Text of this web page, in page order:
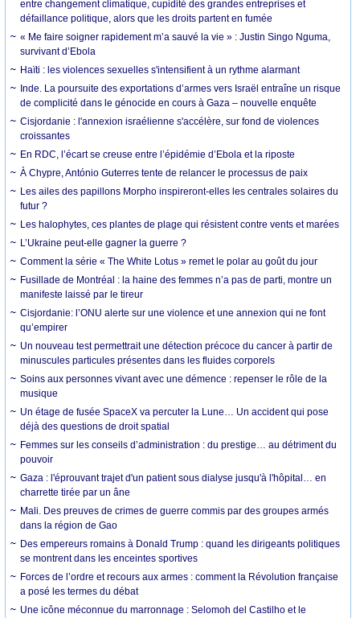
entre changement climatique, cupidité des grandes entreprises et
défaillance politique, alors que les droits partent en fumée
« Me faire soigner rapidement m’a sauvé la vie » : Justin Singo Nguma,
survivant d’Ebola
Haïti : les violences sexuelles s'intensifient à un rythme alarmant
Inde. La poursuite des exportations d’armes vers Israël entraîne un risque
de complicité dans le génocide en cours à Gaza – nouvelle enquête
Cisjordanie : l'annexion israélienne s'accélère, sur fond de violences
croissantes
En RDC, l’écart se creuse entre l’épidémie d’Ebola et la riposte
À Chypre, António Guterres tente de relancer le processus de paix
Les ailes des papillons Morpho inspireront-elles les centrales solaires du
futur ?
Les halophytes, ces plantes de plage qui résistent contre vents et marées
L’Ukraine peut-elle gagner la guerre ?
Comment la série « The White Lotus » remet le polar au goût du jour
Fusillade de Montréal : la haine des femmes n’a pas de parti, montre un
manifeste laissé par le tireur
Cisjordanie: l’ONU alerte sur une violence et une annexion qui ne font
qu’empirer
Un nouveau test permettrait une détection précoce du cancer à partir de
minuscules particules présentes dans les fluides corporels
Soins aux personnes vivant avec une démence : repenser le rôle de la
musique
Un étage de fusée SpaceX va percuter la Lune… Un accident qui pose
déjà des questions de droit spatial
Femmes sur les conseils d’administration : du prestige… au détriment du
pouvoir
Gaza : l'éprouvant trajet d'un patient sous dialyse jusqu'à l'hôpital… en
charrette tirée par un âne
Mali. Des preuves de crimes de guerre commis par des groupes armés
dans la région de Gao
Des empereurs romains à Donald Trump : quand les dirigeants politiques
se montrent dans les enceintes sportives
Forces de l’ordre et recours aux armes : comment la Révolution française
a posé les termes du débat
Une icône méconnue du marronnage : Selomoh del Castilho et le